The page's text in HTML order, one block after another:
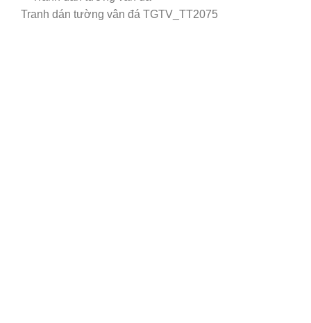
Tranh dán tường vân đá TGTV_TT2075